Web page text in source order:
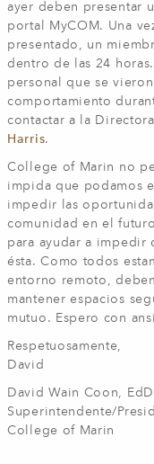
ayer deben presentar
portal MyCOM. Una
presentado, un
dentro de las 24
personal que se
comportamiento
contactar a la
Harris.
College of Marin no
impida que podamos
impedir las
comunidad en el
para ayudar a impedir
ésta. Como todos
entorno remoto,
mantener espacios
mutuo. Espero con
Respetuosamente,
David
David Wain Coon, EdD
Superintendente/
College of Marin